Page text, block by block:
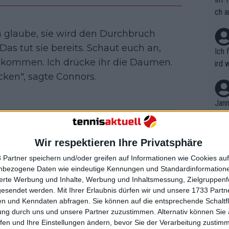
Wir respektieren Ihre Privatsphäre
Partner speichern und/oder greifen auf Informationen wie Cookies
Daten wie eindeutige Kennungen und
Werbung und Inhalte, Werbung und Inhaltsmessung,
werden. Mit Ihrer Erlaubnis dürfen wir und unsere 1733
und Kenndaten abfragen. Sie können auf die entsprechende
durch uns und unsere Partner zuzustimmen. Alternativ können Sie
und Ihre Einstellungen ändern, bevor Sie der Verarbeitung
glaube, sie wird den Durchbruch
tut sie bereits. Schaut euch an,
Ich drücke ihr die Daumen.
sagte Connors.
einmal in ihrer eigenen Ära
Behauptung über die
Dominanz auf
von Schwarz auf
vom Centre Court verwiesen
ch
Ich
ird
r in
em
t,
B.
on
n
nt.